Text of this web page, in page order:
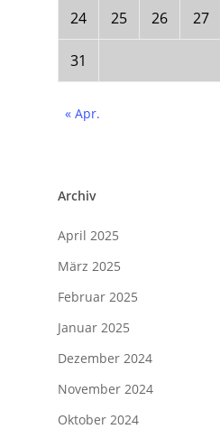
24 25 26 27
31
« Apr.
Archiv
April 2025
März 2025
Februar 2025
Januar 2025
Dezember 2024
November 2024
Oktober 2024